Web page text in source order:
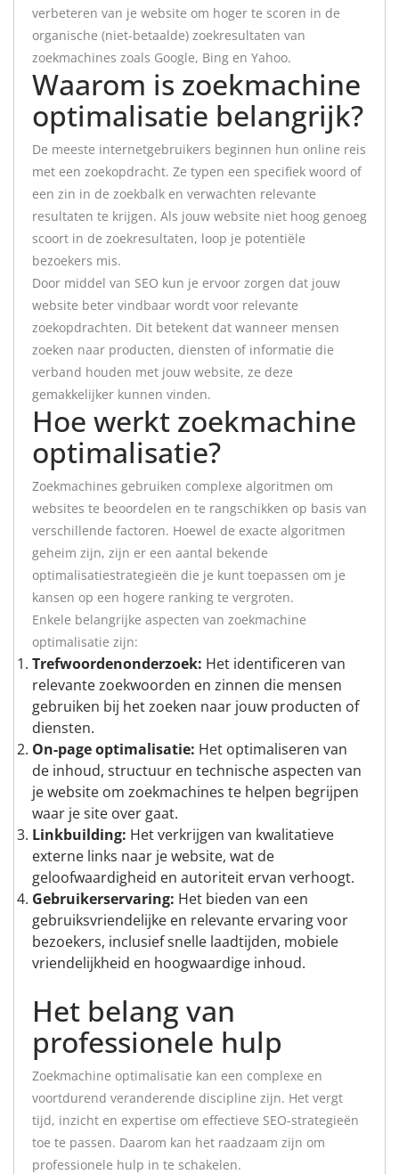
verbeteren van je website om hoger te scoren in de
organische (niet-betaalde) zoekresultaten van
zoekmachines zoals Google, Bing en Yahoo.
Waarom is zoekmachine
optimalisatie belangrijk?
De meeste internetgebruikers beginnen hun online reis
met een zoekopdracht. Ze typen een specifiek woord of
een zin in de zoekbalk en verwachten relevante
resultaten te krijgen. Als jouw website niet hoog genoeg
scoort in de zoekresultaten, loop je potentiële
bezoekers mis.
Door middel van SEO kun je ervoor zorgen dat jouw
website beter vindbaar wordt voor relevante
zoekopdrachten. Dit betekent dat wanneer mensen
zoeken naar producten, diensten of informatie die
verband houden met jouw website, ze deze
gemakkelijker kunnen vinden.
Hoe werkt zoekmachine
optimalisatie?
Zoekmachines gebruiken complexe algoritmen om
websites te beoordelen en te rangschikken op basis van
verschillende factoren. Hoewel de exacte algoritmen
geheim zijn, zijn er een aantal bekende
optimalisatiestrategieën die je kunt toepassen om je
kansen op een hogere ranking te vergroten.
Enkele belangrijke aspecten van zoekmachine
optimalisatie zijn:
Trefwoordenonderzoek: Het identificeren van
relevante zoekwoorden en zinnen die mensen
gebruiken bij het zoeken naar jouw producten of
diensten.
On-page optimalisatie: Het optimaliseren van
de inhoud, structuur en technische aspecten van
je website om zoekmachines te helpen begrijpen
waar je site over gaat.
Linkbuilding: Het verkrijgen van kwalitatieve
externe links naar je website, wat de
geloofwaardigheid en autoriteit ervan verhoogt.
Gebruikerservaring: Het bieden van een
gebruiksvriendelijke en relevante ervaring voor
bezoekers, inclusief snelle laadtijden, mobiele
vriendelijkheid en hoogwaardige inhoud.
Het belang van
professionele hulp
Zoekmachine optimalisatie kan een complexe en
voortdurend veranderende discipline zijn. Het vergt
tijd, inzicht en expertise om effectieve SEO-strategieën
toe te passen. Daarom kan het raadzaam zijn om
professionele hulp in te schakelen.